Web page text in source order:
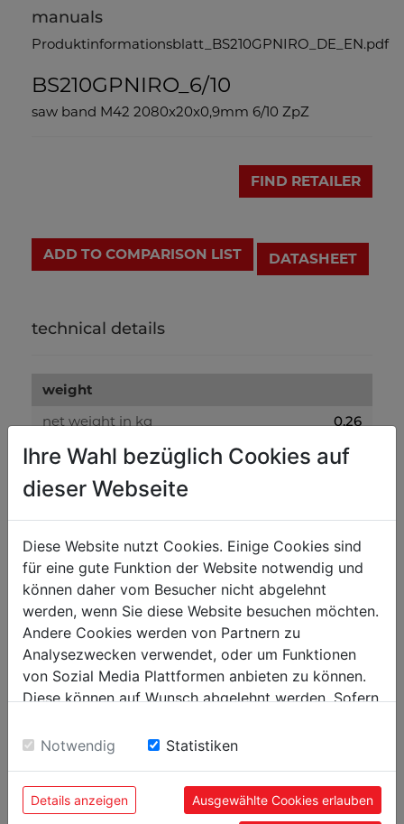
manuals
Produktinformationsblatt_BS210GPNIRO_DE_EN.pdf
BS210GPNIRO_6/10
saw band M42 2080x20x0,9mm 6/10 ZpZ
FIND RETAILER
ADD TO COMPARISON LIST DATASHEET
technical details
weight
net weight in kg
0.26
gross weight in kg
0.28
packaging height in mm
100
packaging width in mm
500
packaging length in mm
general data
EAN code
9120039909806
POPULAR PRODUCTS
Ihre Wahl bezüglich Cookies auf
dieser Webseite
Diese Website nutzt Cookies. Einige Cookies sind
für eine gute Funktion der Website notwendig und
können daher vom Besucher nicht abgelehnt
werden, wenn Sie diese Website besuchen möchten.
Andere Cookies werden von Partnern zu
Analysezwecken verwendet, oder um Funktionen
von Sozial Media Plattformen anbieten zu können.
Diese können auf Wunsch abgelehnt werden. Sofern
Einwilligung zu unseren Cookies.
Notwendig Statistiken
Details anzeigen Ausgewählte Cookies erlauben